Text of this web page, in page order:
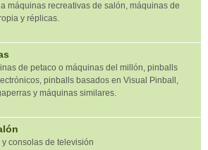
máquinas recreativas de salón, máquinas de
y réplicas.
de petaco o máquinas del millón, pinballs
pinballs basados en Visual Pinball,
y máquinas similares.
y consolas de televisión